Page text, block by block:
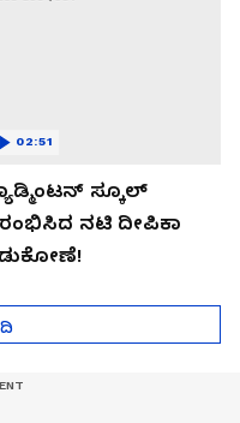
ಸ್ಕೂಲ್​
ನಟಿ ದೀಪಿಕಾ
02:51